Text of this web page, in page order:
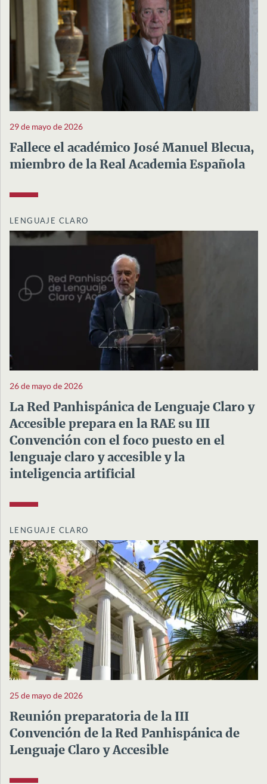
29 de mayo de 2026
Fallece el académico José Manuel Blecua,
miembro de la Real Academia Española
LENGUAJE CLARO
26 de mayo de 2026
La Red Panhispánica de Lenguaje Claro y
Accesible prepara en la RAE su III
Convención con el foco puesto en el
lenguaje claro y accesible y la
inteligencia artificial
LENGUAJE CLARO
25 de mayo de 2026
Reunión preparatoria de la III
Convención de la Red Panhispánica de
Lenguaje Claro y Accesible